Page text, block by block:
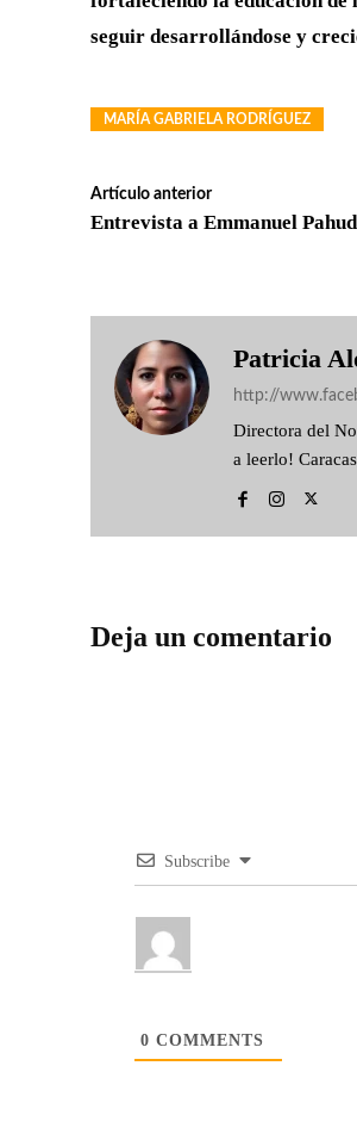
seguir desarrollándose y
MARÍA GABRIELA RODRÍGUEZ
Artículo anterior
Entrevista a Emmanuel Pahud
Patricia
http://
Directora del
a leerlo!
Deja un comentario
Subscribe
0 COMMENTS